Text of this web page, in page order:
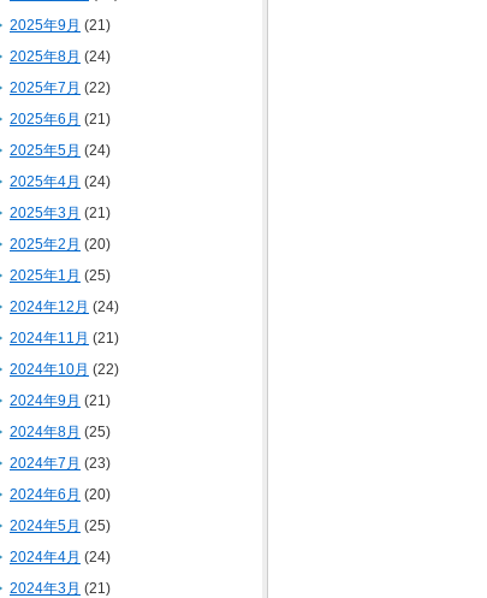
2025年9月 (21)
2025年8月 (24)
2025年7月 (22)
2025年6月 (21)
2025年5月 (24)
2025年4月 (24)
2025年3月 (21)
2025年2月 (20)
2025年1月 (25)
2024年12月 (24)
2024年11月 (21)
2024年10月 (22)
2024年9月 (21)
2024年8月 (25)
2024年7月 (23)
2024年6月 (20)
2024年5月 (25)
2024年4月 (24)
2024年3月 (21)